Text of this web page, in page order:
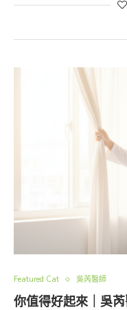
Featured Cat 吳芮醫師
你值得好起來｜吳